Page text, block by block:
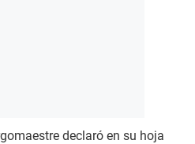
declaró en su hoja